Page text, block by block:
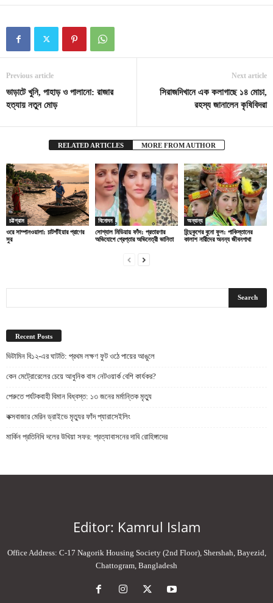
Previous article
ভাড়াটে খুনি, পাহাড় ও পালানো: রাজার
হত্যায় নতুন মোড়
Next article
সিরাজদিখানে এক কলাগাছে ১৪ মোচা,
রহস্য জানালেন কৃষিবিদরা
RELATED ARTICLES MORE FROM AUTHOR
চট্টগ্রাম
ওরে সাম্পানওয়ালা: চাটগাঁইয়ার প্রাণের
সুর
বিনোদন
সোশ্যাল মিডিয়ায় ফাঁদ: প্রতারণার
অভিযোগে গ্রেপ্তার অভিনেত্রী ভানিতা
অন্যান্য
হিন্দুকুশের বুনো ফুল: পাকিস্তানের
কালাশ নারীদের অনন্য জীবনগাথা
Recent Posts
ভিটামিন বি১২-এর ঘাটতি: প্রথম লক্ষণ ফুট ওঠে পায়ের আঙুলে
কেন মেট্রোরেলের চেয়ে আধুনিক বাস নেটওয়ার্ক বেশি কার্যকর?
পেরুতে পর্যটকবাহী বিমান বিধ্বস্ত: ১৩ জনের মর্মান্তিক মৃত্যু
কক্সবাজার মেরিন ড্রাইভে মৃত্যুর ফাঁদ প্যারাসেইলিং
মার্কিন প্রতিনিধি দলের উখিয়া সফর: প্রত্যাবাসনের দাবি রোহিঙ্গাদের
Editor: Kamrul Islam
Office Address: C-17 Nagorik Housing Society (2nd Floor), Shershah, Bayezid,
Chattogram, Bangladesh